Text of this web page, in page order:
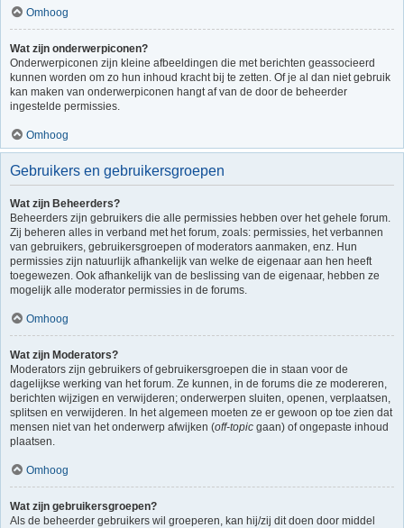
Omhoog
Wat zijn onderwerpiconen?
Onderwerpiconen zijn kleine afbeeldingen die met berichten geassocieerd
kunnen worden om zo hun inhoud kracht bij te zetten. Of je al dan niet gebruik
kan maken van onderwerpiconen hangt af van de door de beheerder
ingestelde permissies.
Omhoog
Gebruikers en gebruikersgroepen
Wat zijn Beheerders?
Beheerders zijn gebruikers die alle permissies hebben over het gehele forum.
Zij beheren alles in verband met het forum, zoals: permissies, het verbannen
van gebruikers, gebruikersgroepen of moderators aanmaken, enz. Hun
permissies zijn natuurlijk afhankelijk van welke de eigenaar aan hen heeft
toegewezen. Ook afhankelijk van de beslissing van de eigenaar, hebben ze
mogelijk alle moderator permissies in de forums.
Omhoog
Wat zijn Moderators?
Moderators zijn gebruikers of gebruikersgroepen die in staan voor de
dagelijkse werking van het forum. Ze kunnen, in de forums die ze modereren,
berichten wijzigen en verwijderen; onderwerpen sluiten, openen, verplaatsen,
splitsen en verwijderen. In het algemeen moeten ze er gewoon op toe zien dat
mensen niet van het onderwerp afwijken (off-topic gaan) of ongepaste inhoud
plaatsen.
Omhoog
Wat zijn gebruikersgroepen?
Als de beheerder gebruikers wil groeperen, kan hij/zij dit doen door middel